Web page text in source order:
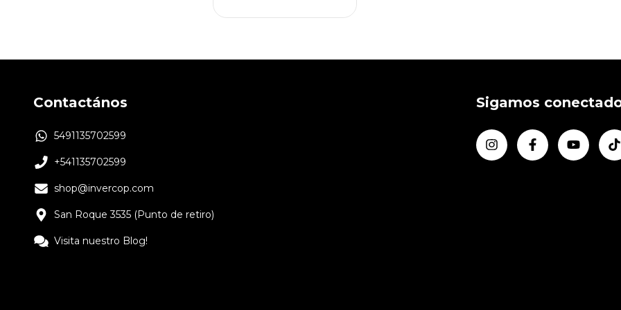
Contactános
5491135702599
+541135702599
shop@invercop.com
San Roque 3535 (Punto de retiro)
Visita nuestro Blog!
Sigamos